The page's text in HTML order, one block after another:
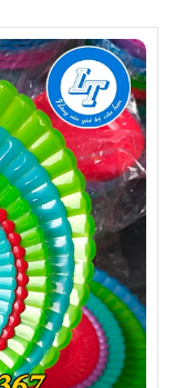
xem thêm